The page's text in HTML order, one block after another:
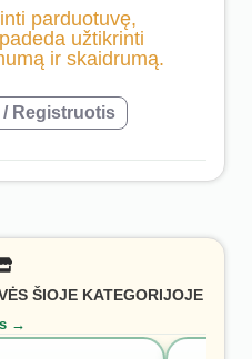
parduotuvę,
užtikrinti
ir skaidrumą.
Registruotis
ŠIOJE KATEGORIJOJE
→